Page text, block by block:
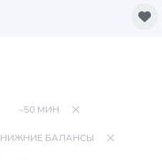
~50 МИН
НИЖНИЕ БАЛАНСЫ